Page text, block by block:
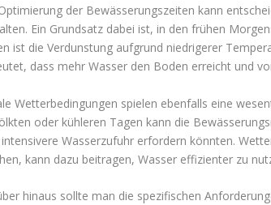
der Bewässerungszeiten kann
Ein Grundsatz dabei ist, in den frühen
ist die Verdunstung aufgrund niedrigerer
dass mehr Wasser den Boden erreicht und
Wetterbedingungen spielen ebenfalls eine
oder kühleren Tagen kann die
Wasserzufuhr erfordern könnten.
kann dazu beitragen, Wasser effizienter zu
hinaus sollte man die spezifischen